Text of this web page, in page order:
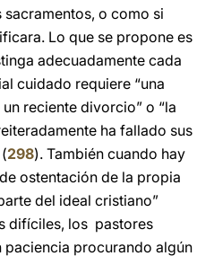
o como si
Lo que se propone es
adecuadamente cada
cuidado requiere “una
reciente divorcio” o “la
ha fallado sus
298). También cuando hay
ostentación de la propia
del ideal cristiano”
difíciles, los pastores
procurando algún